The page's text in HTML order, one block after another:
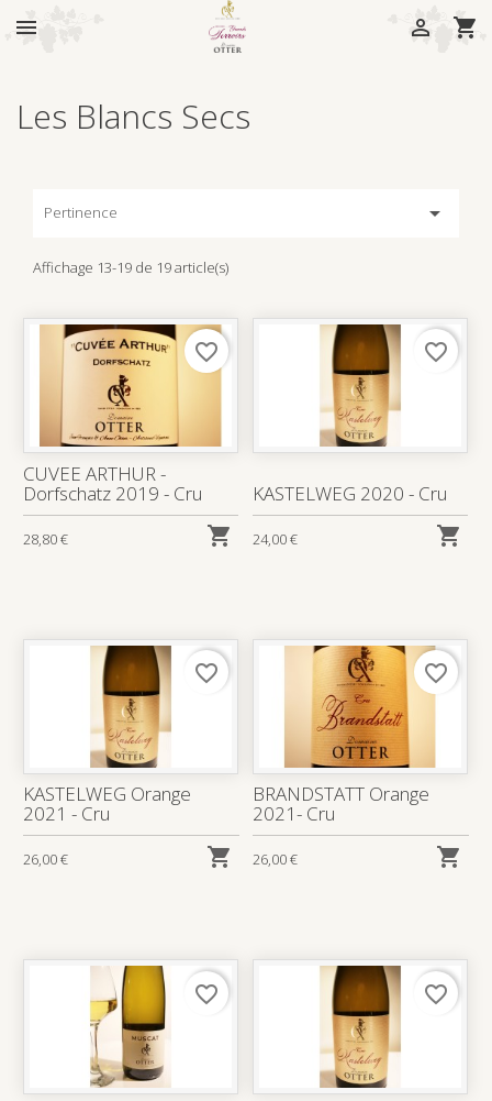
 

Les Blancs Secs
Pertinence 
Affichage 13-19 de 19 article(s)
CUVEE ARTHUR -
Dorfschatz 2019 - Cru
28,80 € 
favorite_border
KASTELWEG 2020 - Cru
24,00 € 
favorite_border
KASTELWEG Orange
2021 - Cru
26,00 € 
favorite_border
BRANDSTATT Orange
2021- Cru
26,00 € 
favorite_border
favorite_border favorite_border